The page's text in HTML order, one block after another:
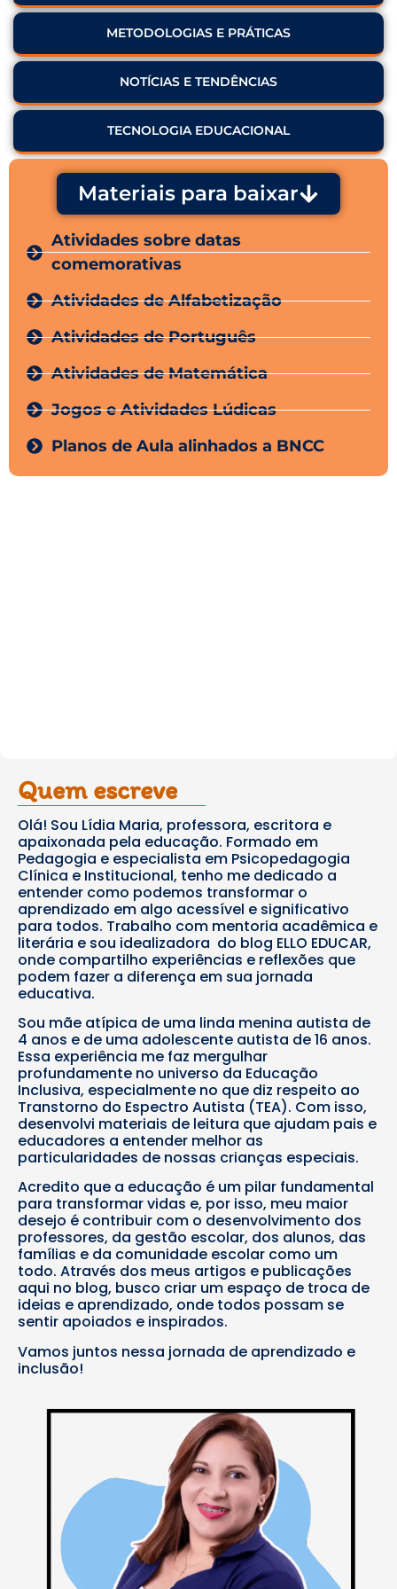
METODOLOGIAS E PRÁTICAS
NOTÍCIAS E TENDÊNCIAS
TECNOLOGIA EDUCACIONAL
Materiais para baixar
Atividades sobre datas
comemorativas
Atividades de Alfabetização
Atividades de Português
Atividades de Matemática
Jogos e Atividades Lúdicas
Planos de Aula alinhados a BNCC
Quem escreve
Olá! Sou Lídia Maria, professora, escritora e
apaixonada pela educação. Formado em
Pedagogia e especialista em Psicopedagogia
Clínica e Institucional, tenho me dedicado a
entender como podemos transformar o
aprendizado em algo acessível e significativo
para todos. Trabalho com mentoria acadêmica e
literária e sou idealizadora do blog ELLO EDUCAR,
onde compartilho experiências e reflexões que
podem fazer a diferença em sua jornada
educativa.
Sou mãe atípica de uma linda menina autista de
4 anos e de uma adolescente autista de 16 anos.
Essa experiência me faz mergulhar
profundamente no universo da Educação
Inclusiva, especialmente no que diz respeito ao
Transtorno do Espectro Autista (TEA). Com isso,
desenvolvi materiais de leitura que ajudam pais e
educadores a entender melhor as
particularidades de nossas crianças especiais.
Acredito que a educação é um pilar fundamental
para transformar vidas e, por isso, meu maior
desejo é contribuir com o desenvolvimento dos
professores, da gestão escolar, dos alunos, das
famílias e da comunidade escolar como um
todo. Através dos meus artigos e publicações
aqui no blog, busco criar um espaço de troca de
ideias e aprendizado, onde todos possam se
sentir apoiados e inspirados.
Vamos juntos nessa jornada de aprendizado e
inclusão!